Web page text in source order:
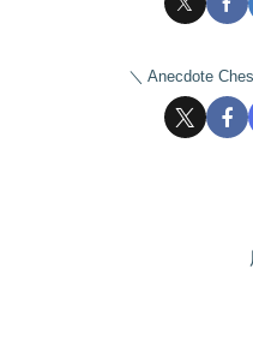
Anecdote